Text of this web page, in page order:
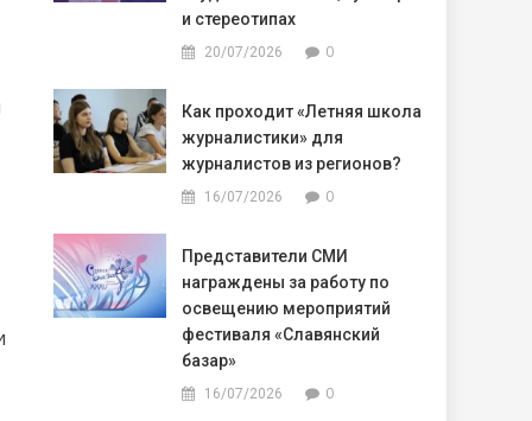
и стереотипах
20/07/2026 0
Как проходит «Летняя школа
журналистики» для
журналистов из регионов?
16/07/2026 0
Представители СМИ
награждены за работу по
освещению мероприятий
фестиваля «Славянский
базар»
16/07/2026 0